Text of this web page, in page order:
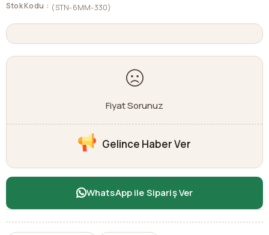
Stok Kodu (STN-6MM-330)
Fiyat Sorunuz
Gelince Haber Ver
WhatsApp ile Sipariş Ver